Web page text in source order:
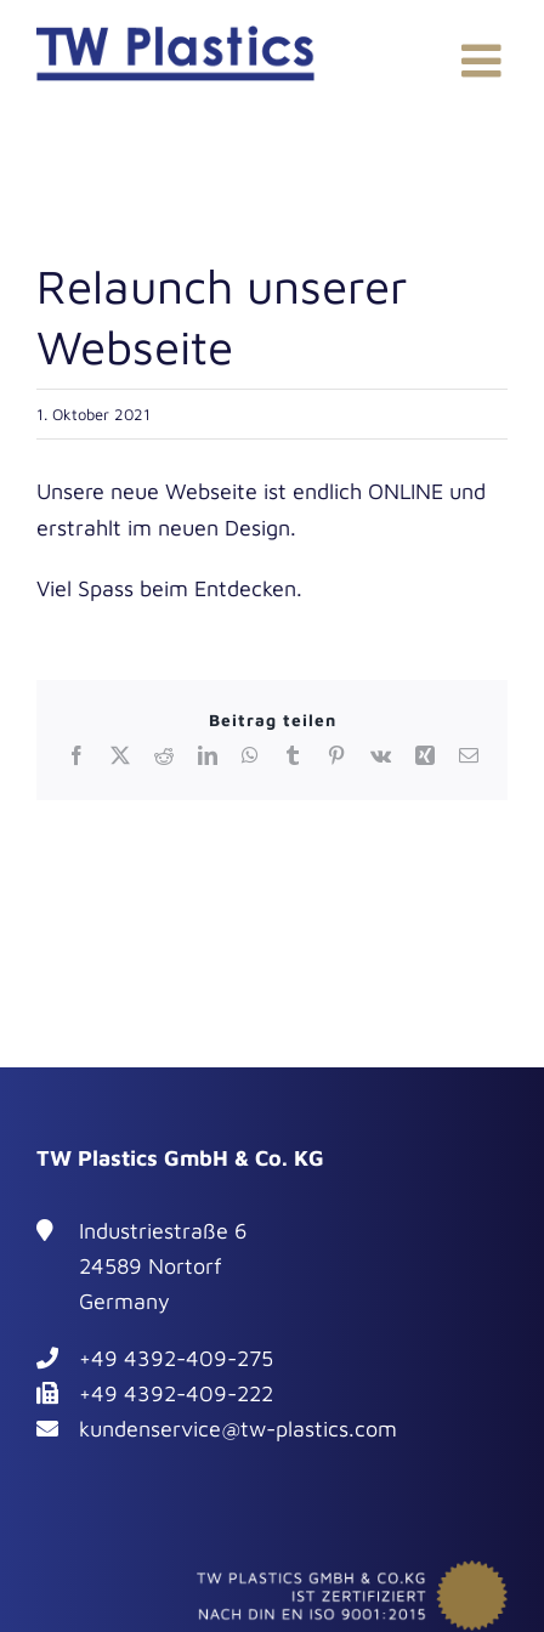
springen
Relaunch unse­rer
Webseite
1. Oktober 2021
Unse­re neue Web­sei­te ist end­lich ONLINE und
erstrahlt im neu­en Design.
Viel Spass beim Entdecken.
Beitrag teilen
Facebook
X RedditLinkedInWhatsApp
TumblrPinterest
Vk Xing E-
TW Plastics GmbH & Co. KG
Industriestraße 6
24589 Nortorf
Germany
+49 4392-409-275
+49 4392-409-222
kundenservice@tw-plastics.com